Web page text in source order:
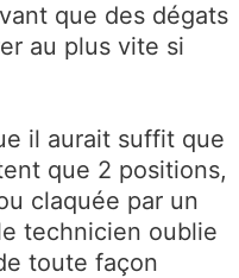
que des dégats
au plus vite si
il aurait suffit que
que 2 positions,
claquée par un
technicien oublie
toute façon